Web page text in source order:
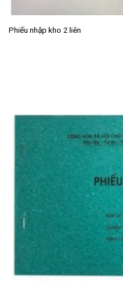
Phiếu nhập kho 2 liên